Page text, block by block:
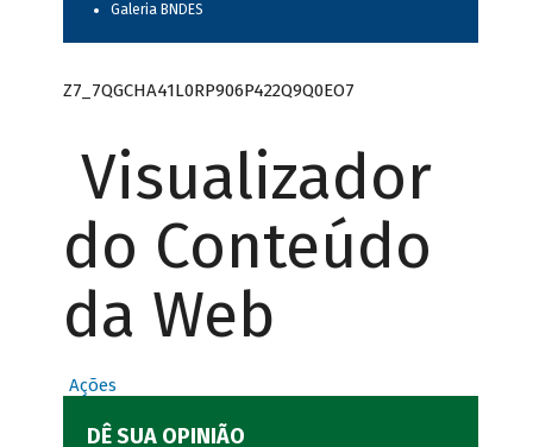
Galeria BNDES
Z7_7QGCHA41L0RP906P422Q9Q0EO7
Visualizador
do Conteúdo
da Web
Ações
DÊ SUA OPINIÃO